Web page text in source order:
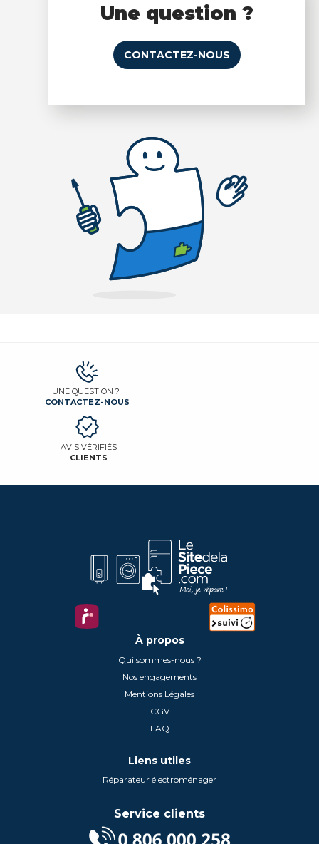
Une question ?
CONTACTEZ-NOUS
UNE QUESTION ?
CONTACTEZ-NOUS
AVIS VÉRIFIÉS
CLIENTS
À propos
Qui sommes-nous ?
Nos engagements
Mentions Légales
CGV
FAQ
Liens utiles
Réparateur électroménager
Service clients